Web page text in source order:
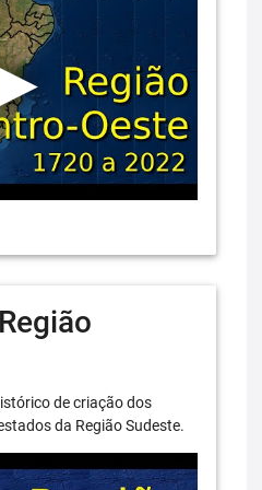
de criação dos
da Região Sudeste.